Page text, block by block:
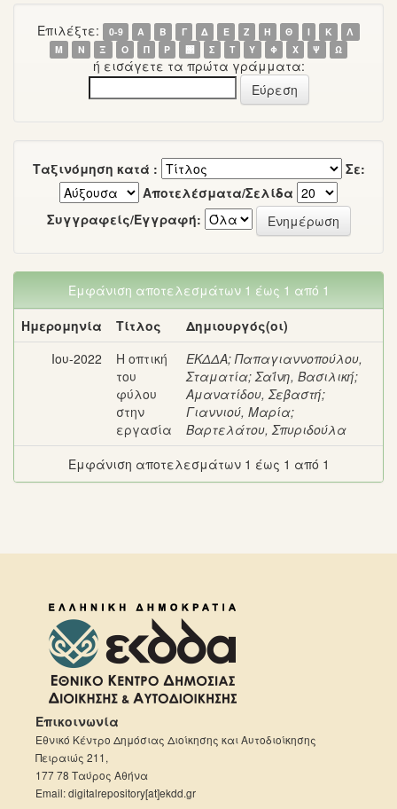
Επιλέξτε: 0-9 Α Β Γ Δ Ε Ζ Η Θ Ι Κ
Λ
Μ
Ν Ξ Ο Π Ρ ΢ Σ Τ Υ Φ Χ Ψ Ω
ή εισάγετε τα πρώτα γράμματα:
Ταξινόμηση κατά :
Σε:
Αποτελέσματα/Σελίδα
Συγγραφείς/Εγγραφή:
Εμφάνιση αποτελεσμάτων 1 έως 1 από 1
Ημερομηνία
Τίτλος
Δημιουργός(οι)
Ιου-2022
Η οπτική
του
φύλου
στην
εργασία
ΕΚΔΔΑ;Παπαγιαννοπούλου,
Σταματία;Σαΐνη, Βασιλική;
Αμανατίδου, Σεβαστή;
Γιαννιού, Μαρία;
Βαρτελάτου, Σπυριδούλα
Εμφάνιση αποτελεσμάτων 1 έως 1 από 1
Επικοινωνία
Εθνικό Κέντρο Δημόσιας Διοίκησης και Αυτοδιοίκησης
Πειραιώς 211,
177 78 Ταύρος Αθήνα
Email: digitalrepository[at]ekdd.gr